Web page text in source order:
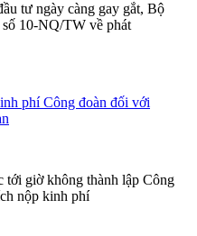
tư ngày càng gay gắt, Bộ
10-NQ/TW về phát
phí Công đoàn đối với
giờ không thành lập Công
nộp kinh phí